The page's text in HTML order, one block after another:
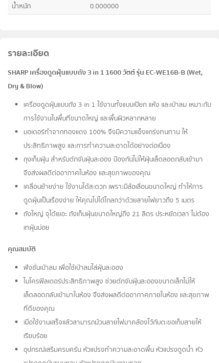
น้ำหนัก
0.000000
รายละเอียด
SHARP เครื่องดูดฝุ่นแบบถัง 3 in 1 1600 วัตต์ รุ่น EC-WE16B-B (Wet,
Dry & Blow)
เครื่องดูดฝุ่นแบบถัง 3 in 1 ใช้งานทั้งแบบเปียก แห้ง และเป่าลม เหมาะกับ
การใช้งานในพื้นที่ขนาดใหญ่ และพื้นผิวหลากหลาย
มอเตอร์ทำจากทองแดง 100% จึงมีความแข็งแกร่งทนทาน ให้
ประสิทธิภาพสูง และการทำความสะอาดได้อย่างต่อเนื่อง
ถุงเก็บฝุ่น สำหรับดักจับฝุ่นละออง ป้องกันไม่ให้ฝุ่นเล็ดลอดกลับเข้ามา
จึงส่งผลดีต่ออากาศในห้อง และสุขภาพของคุณ
เคลื่อนย้ายง่าย ใช้งานได้สะดวก เพราะมีล้อเลื่อนขนาดใหญ่ ทำให้การ
ดูดฝุ่นเป็นเรื่องง่าย ให้คุณไปได้ไกลกว่าด้วยสายไฟยาวถึง 5 เมตร
ถังใหญ่ จุได้เยอะ ถังเก็บฝุ่นขนาดใหญ่ถึง 21 ลิตร ประหยัดเวลา ไม่ต้อง
เทฝุ่นบ่อย
คุณสมบัติ
ฟังชั่นเป่าลม เพื่อใช้เป่าลมไล่ฝุ่นละออง
ไมโครฟิลเตอร์ประสิทธิภาพสูง ช่วยดักจับฝุ่นละอองขนาดเล็กไม่ให้
เล็ดลอดกลับเข้ามาในห้อง จึงส่งผลดีต่ออากาศภายในห้อง และสุขภาพ
ที่ดีของคุณ
เมื่อใช้งานเสร็จแล้วสามารถม้วนสายไฟมาคล้องไว้กับตะขอเก็บสายให้
เรียบร้อย
อุปกรณ์เสริมครบครัน หัวแปรงทำความสะอาดพื้น หัวแปรงดูดน้ำ หัว